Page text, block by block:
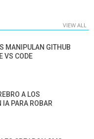
VIEW ALL
MANIPULAN GITHUB
VS CODE
A LOS
IA PARA ROBAR